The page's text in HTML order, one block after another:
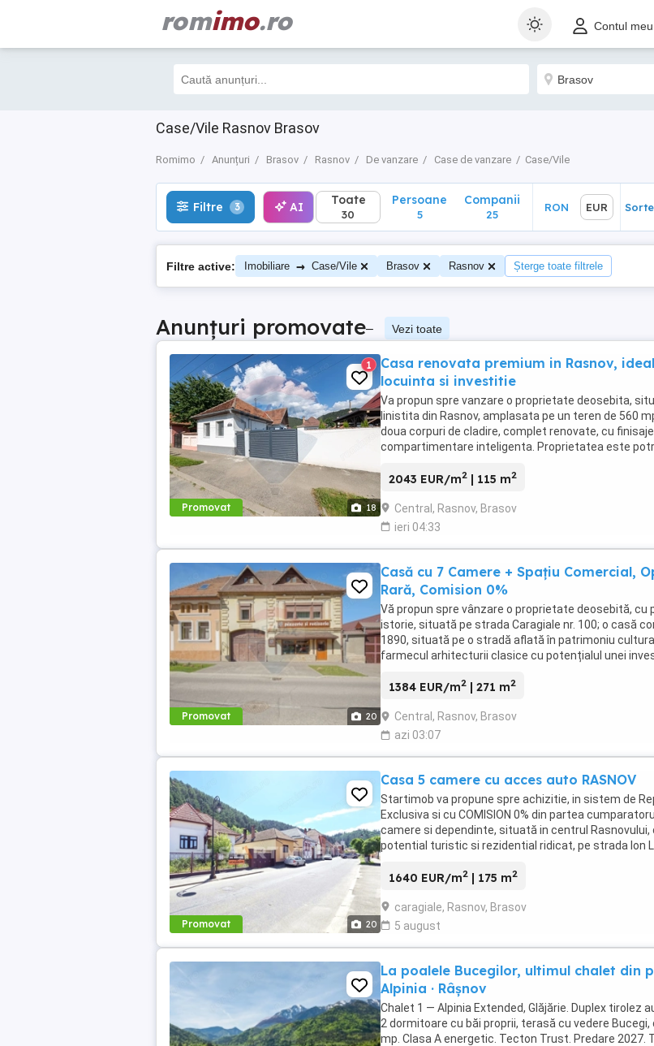
romimo.ro Contul meu
Case/Vile Rasnov Brasov
Romimo Anunțuri Brasov Rasnov De vanzare Case de vanzare Case/Vile
Filtre 3 AI RON EUR
Filtre 3 AI Toate
30
Persoane
5
Companii
25
RON EUR
Filtre active: Imobiliare → Case/Vile Brasov Rasnov Șterge toate filtrele
Anunțuri promovate– Vezi toate
Promovat 18
1
Casa renovata premium in Rasnov,
locuinta si investitie
Va propun spre vanzare o proprietate deosebita,
linistita din Rasnov, amplasata pe un teren de 560
doua corpuri de cladire, complet renovate, cu
compartimentare inteligenta. Proprietatea este
2043 EUR/m2 | 115 m2
Central, Rasnov, Brasov
ieri 04:33
Promovat 20
Casă cu 7 Camere + Spațiu Comercial,
Rară, Comision 0%
Vă propun spre vânzare o proprietate deosebită, cu
istorie, situată pe strada Caragiale nr. 100; o casă
1890, situată pe o stradă aflată în patrimoniu
farmecul arhitecturii clasice cu potențialul unei
1384 EUR/m2 | 271 m2
Central, Rasnov, Brasov
azi 03:07
Promovat 20
Casa 5 camere cu acces auto RASNOV
Startimob va propune spre achizitie, in sistem de
Exclusiva si cu COMISION 0% din partea
camere si dependinte, situată in centrul Rasnovului,
potential turistic si rezidential ridicat, pe strada Ion
1640 EUR/m2 | 175 m2
caragiale, Rasnov, Brasov
5 august
La poalele Bucegilor, ultimul chalet din
Alpinia · Râșnov
Chalet 1 — Alpinia Extended, Glăjărie. Duplex tirolez
2 dormitoare cu băi proprii, terasă cu vedere
mp. Clasa A energetic. Tecton Trust. Predare 2027.